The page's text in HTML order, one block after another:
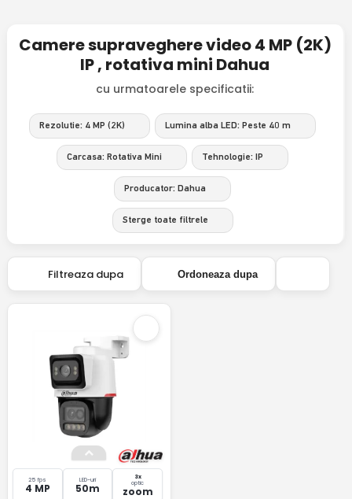
Camere supraveghere video 4 MP (2K)
IP , rotativa mini Dahua
cu urmatoarele specificatii:
Rezolutie: 4 MP (2K) Lumina alba LED: Peste 40 m
Carcasa: Rotativa Mini Tehnologie: IP
Producator: Dahua
Sterge toate filtrele
Filtreaza dupa Ordoneaza dupa
25 fps
4 MP
LED-uri
50m
3x
optic
zoom